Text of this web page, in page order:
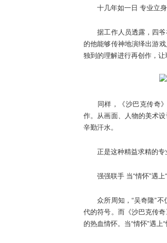
十几年如一日 专业立身
据工作人员透露，四爷
的他能够传神地演绎出游
独到的理解进行再创作，
同样，《沙巴克传奇》
作。从画面、人物的美术
辛勤汗水。
正是这种精益求精的专
强强联手 当“情怀”遇上“
众所周知，“吴奇隆”不
代的符号。而《沙巴克传
的热血情怀。当“情怀”遇